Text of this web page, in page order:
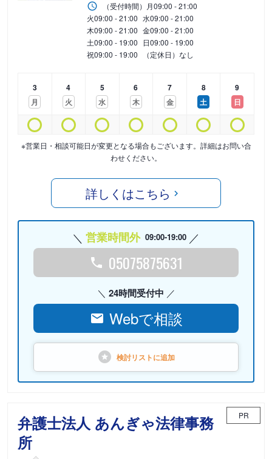
（受付時間） 月09:00 - 21:00
火09:00 - 21:00 水09:00 - 21:00
木09:00 - 21:00 金09:00 - 21:00
土09:00 - 19:00 日09:00 - 19:00
祝09:00 - 19:00 （定休日）なし
3
月
4
火
5
水
6
木
7
金
8
土
9
日
※営業日・相談可能日が変更となる場合もございます。詳細はお問い合
わせください。
詳しくはこちら
営業時間外 09:00-19:00
05075875631
24時間受付中
Webで相談
検討リストに追加
弁護士法人 あんぎゃ法律事務
所
PR